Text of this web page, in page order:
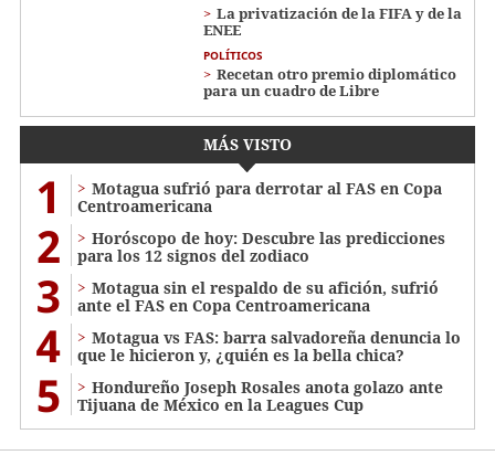
La privatización de la FIFA y de la
ENEE
POLÍTICOS
Recetan otro premio diplomático
para un cuadro de Libre
MÁS VISTO
1
Motagua sufrió para derrotar al FAS en Copa
Centroamericana
2
Horóscopo de hoy: Descubre las predicciones
para los 12 signos del zodiaco
3
Motagua sin el respaldo de su afición, sufrió
ante el FAS en Copa Centroamericana
4
Motagua vs FAS: barra salvadoreña denuncia lo
que le hicieron y, ¿quién es la bella chica?
5
Hondureño Joseph Rosales anota golazo ante
Tijuana de México en la Leagues Cup